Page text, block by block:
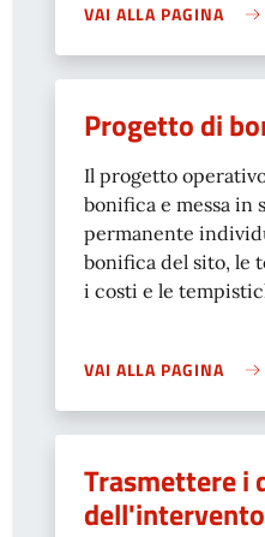
VAI ALLA PAGINA
Progetto di
Il progetto
bonifica e messa in
permanente
bonifica del sito, le
i costi e le
VAI ALLA PAGINA
Trasmettere i
dell'intervento